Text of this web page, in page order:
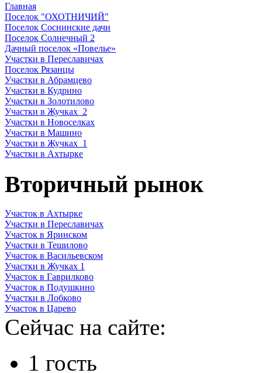
Главная
Поселок "ОХОТНИЧИЙ"
Поселок Соснинские дачи
Поселок Солнечный 2
Дачный поселок «Повелье»
Участки в Переславичах
Поселок Рязанцы
Участки в Абрамцево
Участки в Кудрино
Участки в Золотилово
Участки в Жучках_2
Участки в Новоселках
Участки в Машино
Участки в Жучках_1
Участки в Ахтырке
Вторичный рынок
Участок в Ахтырке
Участки в Переславичах
Участок в Яринском
Участки в Тешилово
Участок в Васильевском
Участки в Жучках 1
Участок в Гаврилково
Участок в Подушкино
Участки в Лобково
Участок в Царево
Сейчас на сайте:
1 гость